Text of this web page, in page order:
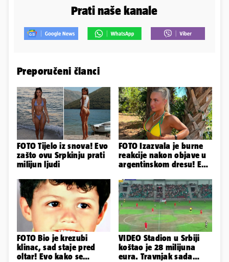
Prati naše kanale
Preporučeni članci
FOTO Tijelo iz snova! Evo
zašto ovu Srpkinju prati
milijun ljudi
FOTO Izazvala je burne
reakcije nakon objave u
argentinskom dresu! Evo
FOTO Bio je krezubi
klinac, sad staje pred
oltar! Evo kako se
VIDEO Stadion u Srbiji
koštao je 28 milijuna
eura. Travnjak sada